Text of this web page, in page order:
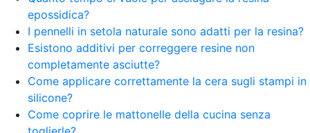
per pavimenti Pavimenti epossidici Applicazioni
Creative Epossidiche Epossidica vernice Colla
epossidica per legno Tavolo epossidico Colla
epossidica bicomponente plastica Impregnante
epossidico Colla epossidica bicomponente per
plastica Colla epossidica Colla epossidica
bicomponente Epossidica colla Colla
bicomponente plastica Bicomponente
trasparente Pasta bicomponente per metalli
epossidica?
I pennelli in setola naturale sono adatti per la resina?
Esistono additivi per correggere resine non
completamente asciutte?
Come applicare correttamente la cera sugli stampi in
silicone?
Come coprire le mattonelle della cucina senza